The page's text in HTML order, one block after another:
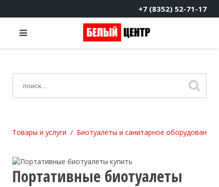
+7 (8352) 52-71-17
Товары и услуги Биотуалеты и санитарное оборудование
Портативные биотуалеты